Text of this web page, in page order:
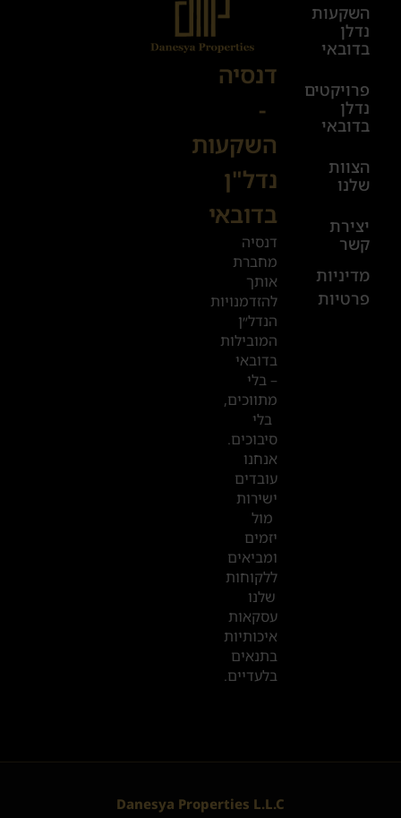
השקעות
נדלן
בדובאי
פרויקטים
נדלן
בדובאי
הצוות
שלנו
יצירת
קשר
מדיניות
פרטיות
א׳-ה׳
08:00-
00:00
יום ו׳
08:00-
17:00
+972
52
601
2019
המשרדים
שלנו
בדובאי
דנסיה
-
השקעות
נדל"ן
בדובאי
דנסיה
מחברת
אותך
להזדמנויות
הנדל״ן
המובילות
בדובאי
– בלי
מתווכים,
בלי
סיבוכים.
אנחנו
עובדים
ישירות
מול
יזמים
ומביאים
ללקוחות
שלנו
עסקאות
איכותיות
בתנאים
בלעדיים.
Danesya Properties L.L.C